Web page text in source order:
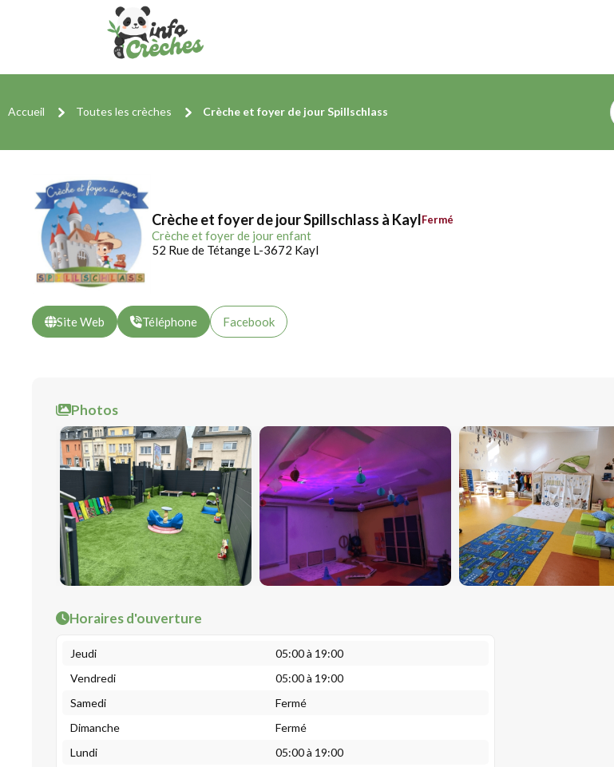
Accueil Toutes les crèches Crèche et foyer de jour Spillschlass
Crèche et foyer de jour Spillschlass à KaylFermé
Crèche et foyer de jour enfant
52 Rue de Tétange L-3672 Kayl
Site Web Téléphone Facebook
Photos
Horaires d'ouverture
Jeudi
05:00 à 19:00
Vendredi
05:00 à 19:00
Samedi
Fermé
Dimanche
Fermé
Lundi
05:00 à 19:00